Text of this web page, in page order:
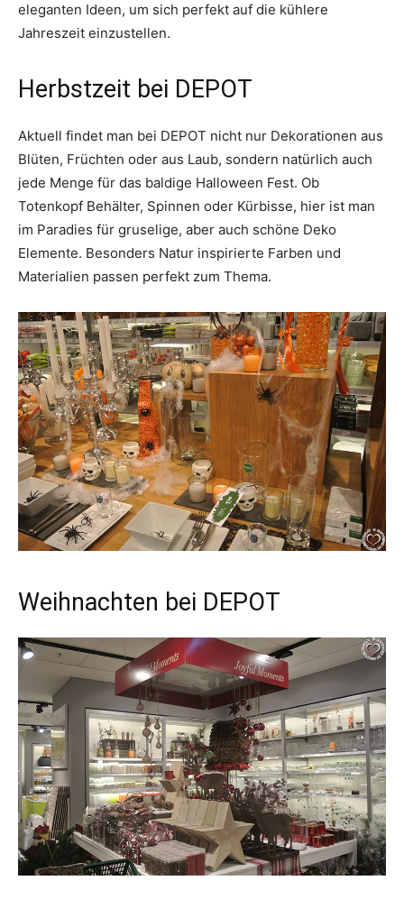
eleganten Ideen, um sich perfekt auf die kühlere
Jahreszeit einzustellen.
Herbstzeit bei DEPOT
Aktuell findet man bei DEPOT nicht nur Dekorationen aus
Blüten, Früchten oder aus Laub, sondern natürlich auch
jede Menge für das baldige Halloween Fest. Ob
Totenkopf Behälter, Spinnen oder Kürbisse, hier ist man
im Paradies für gruselige, aber auch schöne Deko
Elemente. Besonders Natur inspirierte Farben und
Materialien passen perfekt zum Thema.
Weihnachten bei DEPOT